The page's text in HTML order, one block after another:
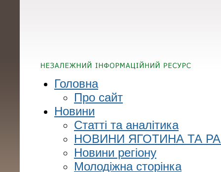
Головна
Про сайт
Новини
Статті та аналітика
НОВИНИ ЯГОТИНА ТА
Новини регіону
Молодіжна сторінка